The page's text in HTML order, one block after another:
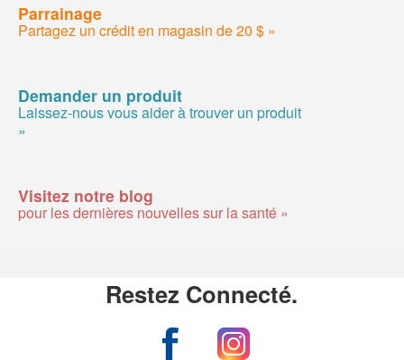
Parrainage
Partagez un crédit en magasin de 20 $ »
Demander un produit
Laissez-nous vous aider à trouver un produit
»
Visitez notre blog
pour les dernières nouvelles sur la santé »
Restez Connecté.